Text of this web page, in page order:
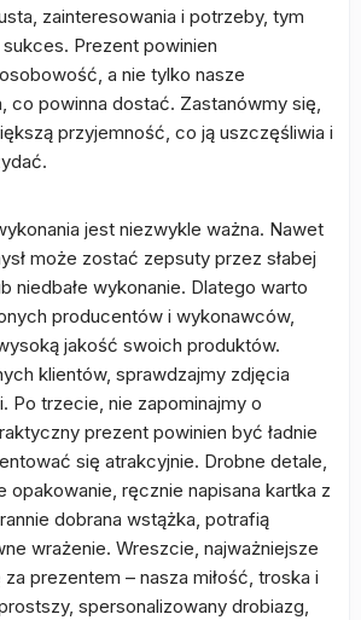
zainteresowania i potrzeby, tym
Prezent powinien
a nie tylko nasze
co powinna dostać. Zastanówmy się,
przyjemność, co ją uszczęśliwia i
jest niezwykle ważna. Nawet
może zostać zepsuty przez słabej
niedbałe wykonanie. Dlatego warto
producentów i wykonawców,
jakość swoich produktów.
klientów, sprawdzajmy zdjęcia
Po trzecie, nie zapominajmy o
prezent powinien być ładnie
się atrakcyjnie. Drobne detale,
opakowanie, ręcznie napisana kartka z
dobrana wstążka, potrafią
wrażenie. Wreszcie, najważniejsze
prezentem – nasza miłość, troska i
spersonalizowany drobiazg,